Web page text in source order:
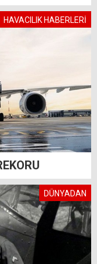
HAVACILIK HABERLERİ
DÜNYADAN